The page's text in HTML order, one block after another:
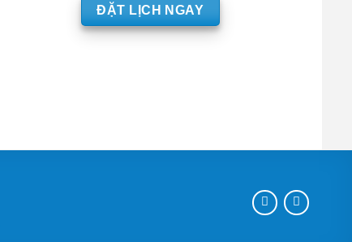
ĐẶT LỊCH NGAY